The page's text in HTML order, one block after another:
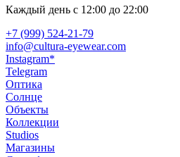
Каждый день c 12:00 до 22:00
+7 (999) 524-21-79
info@cultura-eyewear.com
Instagram*
Telegram
Оптика
Солнце
Объекты
Коллекции
Studios
Магазины